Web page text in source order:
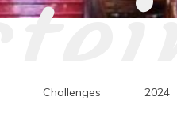
Challenges 2024